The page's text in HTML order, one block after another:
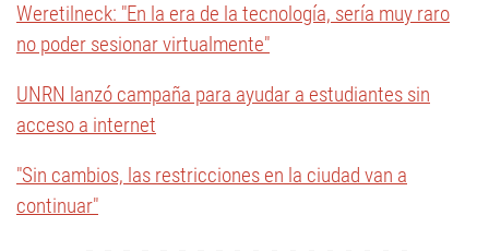
Weretilneck: "En la era de la tecnología, sería muy raro
no poder sesionar virtualmente"
UNRN lanzó campaña para ayudar a estudiantes sin
acceso a internet
"Sin cambios, las restricciones en la ciudad van a
continuar"